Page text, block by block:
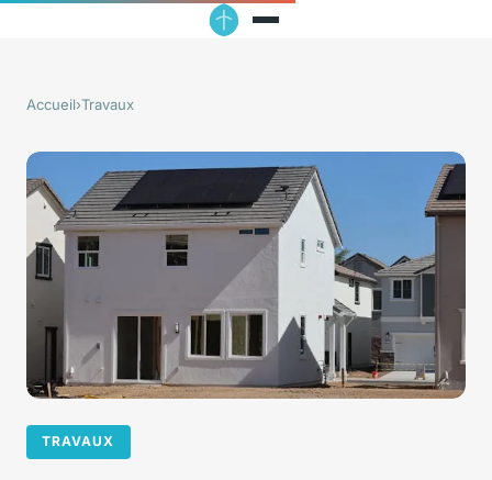
Accueil›Travaux
TRAVAUX